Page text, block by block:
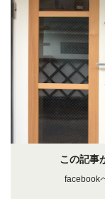
この記事
facebook